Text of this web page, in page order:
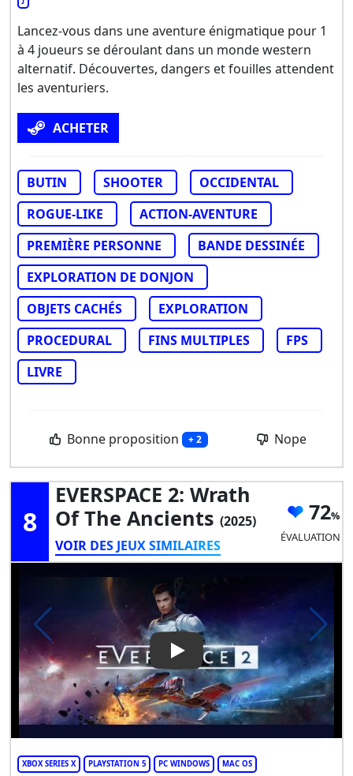
Lancez-vous dans une aventure énigmatique pour 1
à 4 joueurs se déroulant dans un monde western
alternatif. Découvertes, dangers et fouilles attendent
les aventuriers.
ACHETER
BUTIN SHOOTER
OCCIDENTAL
ROGUE-LIKE
ACTION-AVENTURE
PREMIÈRE PERSONNE
BANDE DESSINÉE
EXPLORATION DE DONJON
OBJETS CACHÉS
EXPLORATION
PROCEDURAL
FINS MULTIPLES
FPS
LIVRE
Bonne proposition + 2 Nope
8
EVERSPACE 2: Wrath
Of The Ancients (2025)
VOIR DES JEUX SIMILAIRES
72
ÉVALUATION
Play Video: EVERSPACE 2:
XBOX SERIES X PLAYSTATION 5 PC WINDOWS MAC OS